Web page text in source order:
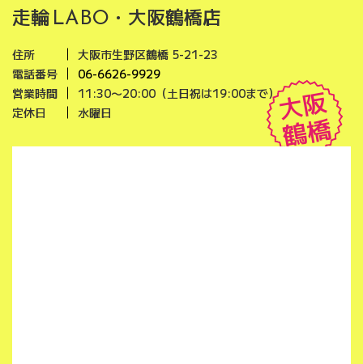
走輪 LABO ・大阪鶴橋店
住所
大阪市生野区鶴橋 5-21-23
電話番号
06-6626-9929
営業時間
11:30〜20:00（土日祝は19:00まで）
定休日
水曜日 大阪
鶴橋